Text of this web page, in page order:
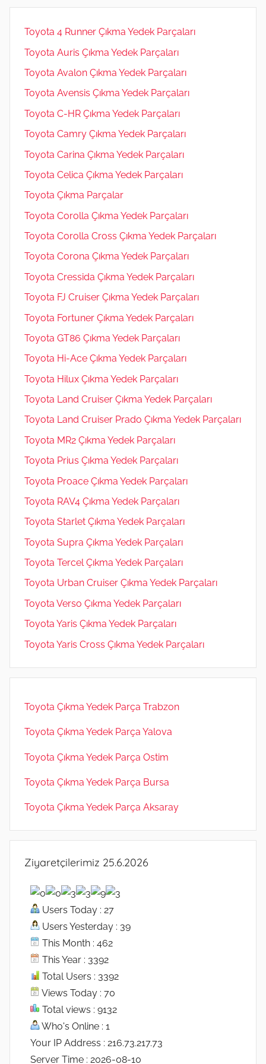
Toyota 4 Runner Çıkma Yedek Parçaları
Toyota Auris Çıkma Yedek Parçaları
Toyota Avalon Çıkma Yedek Parçaları
Toyota Avensis Çıkma Yedek Parçaları
Toyota C-HR Çıkma Yedek Parçaları
Toyota Camry Çıkma Yedek Parçaları
Toyota Carina Çıkma Yedek Parçaları
Toyota Celica Çıkma Yedek Parçaları
Toyota Çıkma Parçalar
Toyota Corolla Çıkma Yedek Parçaları
Toyota Corolla Cross Çıkma Yedek Parçaları
Toyota Corona Çıkma Yedek Parçaları
Toyota Cressida Çıkma Yedek Parçaları
Toyota FJ Cruiser Çıkma Yedek Parçaları
Toyota Fortuner Çıkma Yedek Parçaları
Toyota GT86 Çıkma Yedek Parçaları
Toyota Hi-Ace Çıkma Yedek Parçaları
Toyota Hilux Çıkma Yedek Parçaları
Toyota Land Cruiser Çıkma Yedek Parçaları
Toyota Land Cruiser Prado Çıkma Yedek Parçaları
Toyota MR2 Çıkma Yedek Parçaları
Toyota Prius Çıkma Yedek Parçaları
Toyota Proace Çıkma Yedek Parçaları
Toyota RAV4 Çıkma Yedek Parçaları
Toyota Starlet Çıkma Yedek Parçaları
Toyota Supra Çıkma Yedek Parçaları
Toyota Tercel Çıkma Yedek Parçaları
Toyota Urban Cruiser Çıkma Yedek Parçaları
Toyota Verso Çıkma Yedek Parçaları
Toyota Yaris Çıkma Yedek Parçaları
Toyota Yaris Cross Çıkma Yedek Parçaları
Toyota Çıkma Yedek Parça Trabzon
Toyota Çıkma Yedek Parça Yalova
Toyota Çıkma Yedek Parça Ostim
Toyota Çıkma Yedek Parça Bursa
Toyota Çıkma Yedek Parça Aksaray
Ziyaretçilerimiz 25.6.2026
Users Today : 27
Users Yesterday : 39
This Month : 462
This Year : 3392
Total Users : 3392
Views Today : 70
Total views : 9132
Who's Online : 1
Your IP Address : 216.73.217.73
Server Time : 2026-08-10